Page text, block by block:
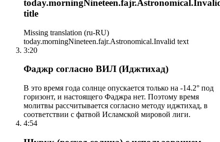
title
Missing translation (ru-RU)
today.morningNineteen.fajr.Astronomical.Invalid text
3:20
Фаджр согласно ВИЛ (Иджтихад)
В это время года солнце опускается только на -14.2° под
горизонт, и настоящего Фаджра нет. Поэтому время
молитвы рассчитывается согласно методу иджтихад, в
соответствии с фатвой Исламской мировой лиги.
4:54